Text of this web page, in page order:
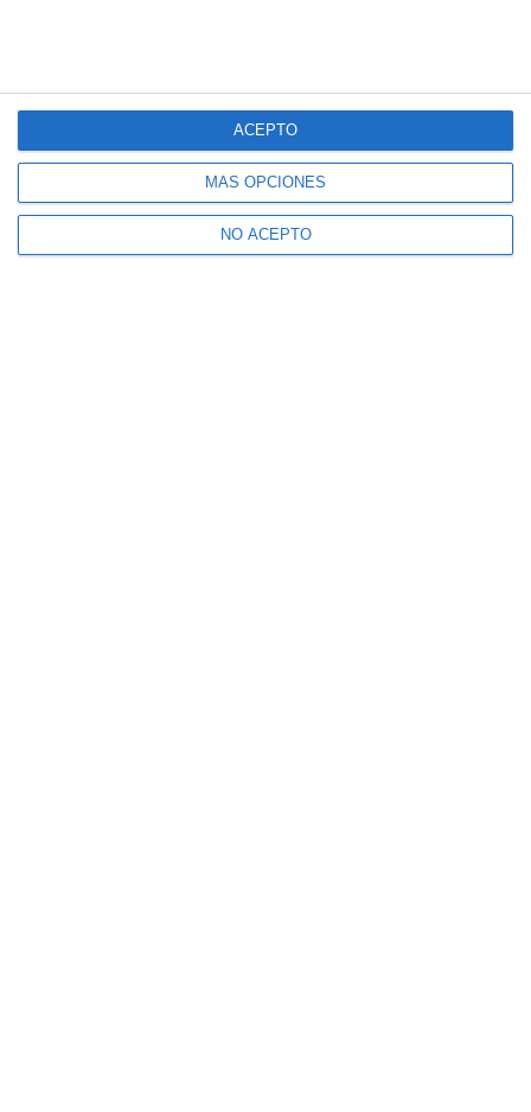
MÁS OPCIONES
NO ACEPTO
ACEPTO